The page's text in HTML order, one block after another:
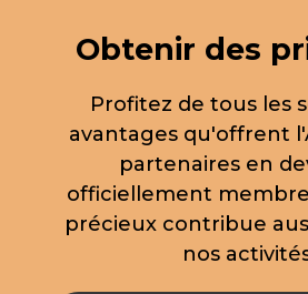
Obtenir des
Profitez de tous les
avantages qu'offrent
partenaires en
officiellement
précieux contribue
nos